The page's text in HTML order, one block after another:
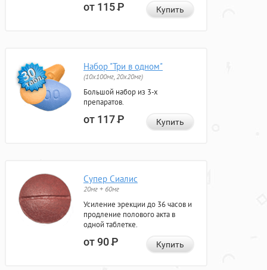
от 115Р Купить
Набор "Три в одном"
(10x100мг, 20x20мг)
Большой набор из 3-х
препаратов.
от 117Р Купить
Супер Сиалис
20мг + 60мг
Усиление эрекции до 36 часов и
продление полового акта в
одной таблетке.
от 90Р Купить